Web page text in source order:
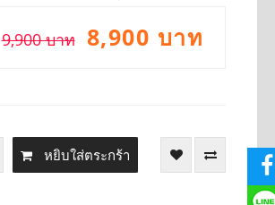
9,900 บาท 8,900 บาท
หยิบใส่ตระกร้า